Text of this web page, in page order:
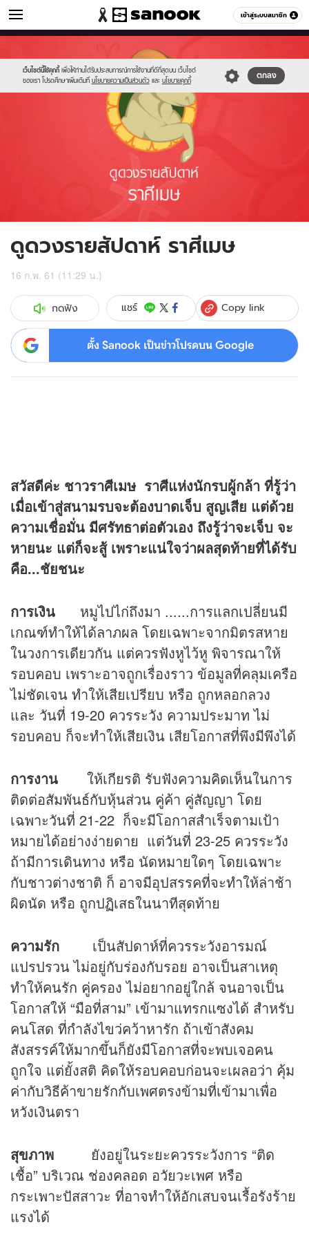
เข้าสู่ระบบสมาชิก
ดูดวง หมวดอื่นๆ
เว็บไซต์นี้ใช้คุกกี้ เพื่อให้ท่านได้รับประสบการณ์การใช้งานที่ดีที่สุดบน เว็บไซต์
ของเรา โปรดศึกษาเพิ่มเติมที่ นโยบายความเป็นส่วนตัว และ นโยบายคุกกี้
ตกลง
new-
sanook.png
ดูดวงรายสัปดาห์ ราศีเมษ
16 ก.พ. 61 (11:29 น.)
กดฟัง แชร์ Copy link
ตั้ง Sanook เป็นข่าวโปรดบน Google
สวัสดีค่ะ ชาวราศีเมษ ราศีแห่งนักรบผู้กล้า ที่รู้ว่า
เมื่อเข้าสู่สนามรบจะต้องบาดเจ็บ สูญเสีย แต่ด้วย
ความเชื่อมั่น มีศรัทธาต่อตัวเอง ถึงรู้ว่าจะเจ็บ จะ
หายนะ แต่ก็จะสู้ เพราะแน่ใจว่าผลสุดท้ายที่ได้รับ
คือ...ชัยชนะ
การเงิน
หมูไปไก่ถึงมา ......การแลกเปลี่ยนมี
เกณฑ์ทำให้ได้ลาภผล โดยเฉพาะจากมิตรสหาย
ในวงการเดียวกัน แต่ควรฟังหูไว้หู พิจารณาให้
รอบคอบ เพราะอาจถูกเรื่องราว ข้อมูลที่คลุมเครือ
ไม่ชัดเจน ทำให้เสียเปรียบ หรือ ถูกหลอกลวง
และ วันที่ 19-20 ควรระวัง ความประมาท ไม่
รอบคอบ ก็จะทำให้เสียเงิน เสียโอกาสที่พึงมีพึงได้
การงาน
ให้เกียรติ รับฟังความคิดเห็นในการ
ติดต่อสัมพันธ์กับหุ้นส่วน คู่ค้า คู่สัญญา โดย
เฉพาะวันที่ 21-22 ก็จะมีโอกาสสำเร็จตามเป้า
หมายได้อย่างง่ายดาย แต่วันที่ 23-25 ควรระวัง
ถ้ามีการเดินทาง หรือ นัดหมายใดๆ โดยเฉพาะ
กับชาวต่างชาติ ก็ อาจมีอุปสรรคที่จะทำให้ล่าช้า
ผิดนัด หรือ ถูกปฏิเสธในนาทีสุดท้าย
ความรัก เป็นสัปดาห์ที่ควรระวังอารมณ์
แปรปรวน ไม่อยู่กับร่องกับรอย อาจเป็นสาเหตุ
ทำให้คนรัก คู่ครอง ไม่อยากอยู่ใกล้ จนอาจเป็น
โอกาสให้ “มือที่สาม” เข้ามาแทรกแซงได้ สำหรับ
คนโสด ที่กำลังไขว่คว้าหารัก ถ้าเข้าสังคม
สังสรรค์ให้มากขึ้นก็ยังมีโอกาสที่จะพบเจอคน
ถูกใจ แต่ยั้งสติ คิดให้รอบคอบก่อนจะเผลอว่า คุ้ม
ค่ากับวิธีค้าขายรักกับเพศตรงข้ามที่เข้ามาเพื่อ
หวังเงินตรา
สุขภาพ
ยังอยู่ในระยะควรระวังการ “ติด
เชื้อ” บริเวณ ช่องคลอด อวัยวะเพศ หรือ
กระเพาะปัสสาวะ ที่อาจทำให้อักเสบจนเรื้อรังร้าย
แรงได้